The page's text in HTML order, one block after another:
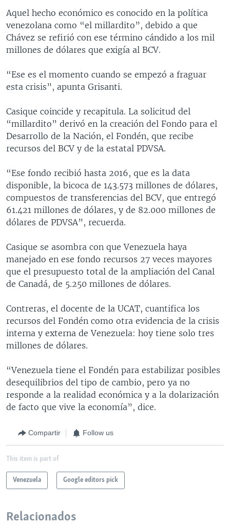
Aquel hecho económico es conocido en la política
venezolana como “el millardito”, debido a que
Chávez se refirió con ese término cándido a los mil
millones de dólares que exigía al BCV.
“Ese es el momento cuando se empezó a fraguar
esta crisis”, apunta Grisanti.
Casique coincide y recapitula. La solicitud del
“millardito” derivó en la creación del Fondo para el
Desarrollo de la Nación, el Fondén, que recibe
recursos del BCV y de la estatal PDVSA.
“Ese fondo recibió hasta 2016, que es la data
disponible, la bicoca de 143.573 millones de dólares,
compuestos de transferencias del BCV, que entregó
61.421 millones de dólares, y de 82.000 millones de
dólares de PDVSA”, recuerda.
Casique se asombra con que Venezuela haya
manejado en ese fondo recursos 27 veces mayores
que el presupuesto total de la ampliación del Canal
de Canadá, de 5.250 millones de dólares.
Contreras, el docente de la UCAT, cuantifica los
recursos del Fondén como otra evidencia de la crisis
interna y externa de Venezuela: hoy tiene solo tres
millones de dólares.
“Venezuela tiene el Fondén para estabilizar posibles
desequilibrios del tipo de cambio, pero ya no
responde a la realidad económica y a la dolarización
de facto que vive la economía”, dice.
Compartir Follow us
This item is part of
Venezuela Google editors pick
Relacionados